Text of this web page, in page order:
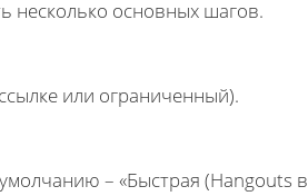
несколько основных шагов.
или ограниченный).
– «Быстрая (Hangouts в